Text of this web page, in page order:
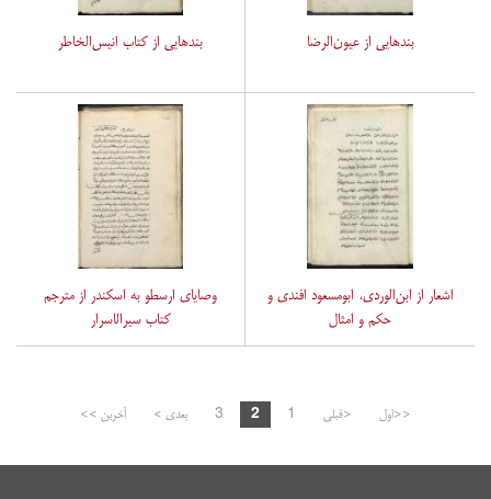
بندهایی از عیون‌الرضا بندهایی از کتاب انیس‌الخاطر
اشعار از ابن‌الوردی، ابومسعود افندی و
حکم و امثال
وصایای ارسطو به اسکندر از مترجم
کتاب سیرالاسرار
<<اول <قبلی 1
2
3 بعدی > آخرین >>